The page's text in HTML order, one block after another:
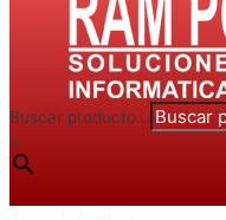
Buscar producto...
×